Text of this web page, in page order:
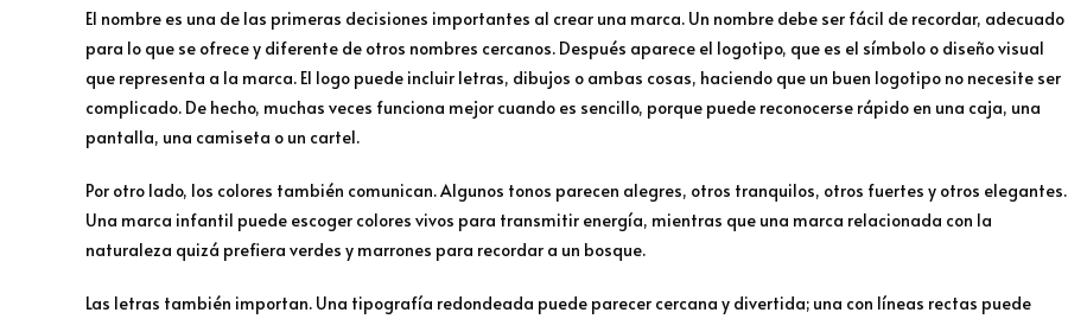
El nombre es una de las primeras decisiones importantes al crear una marca. Un nombre debe ser fácil de recordar, adecuado
para lo que se ofrece y diferente de otros nombres cercanos. Después aparece el logotipo, que es el símbolo o diseño visual
que representa a la marca. El logo puede incluir letras, dibujos o ambas cosas, haciendo que un buen logotipo no necesite ser
complicado. De hecho, muchas veces funciona mejor cuando es sencillo, porque puede reconocerse rápido en una caja, una
pantalla, una camiseta o un cartel.
Por otro lado, los colores también comunican. Algunos tonos parecen alegres, otros tranquilos, otros fuertes y otros elegantes.
Una marca infantil puede escoger colores vivos para transmitir energía, mientras que una marca relacionada con la
naturaleza quizá prefiera verdes y marrones para recordar a un bosque.
Las letras también importan. Una tipografía redondeada puede parecer cercana y divertida; una con líneas rectas puede